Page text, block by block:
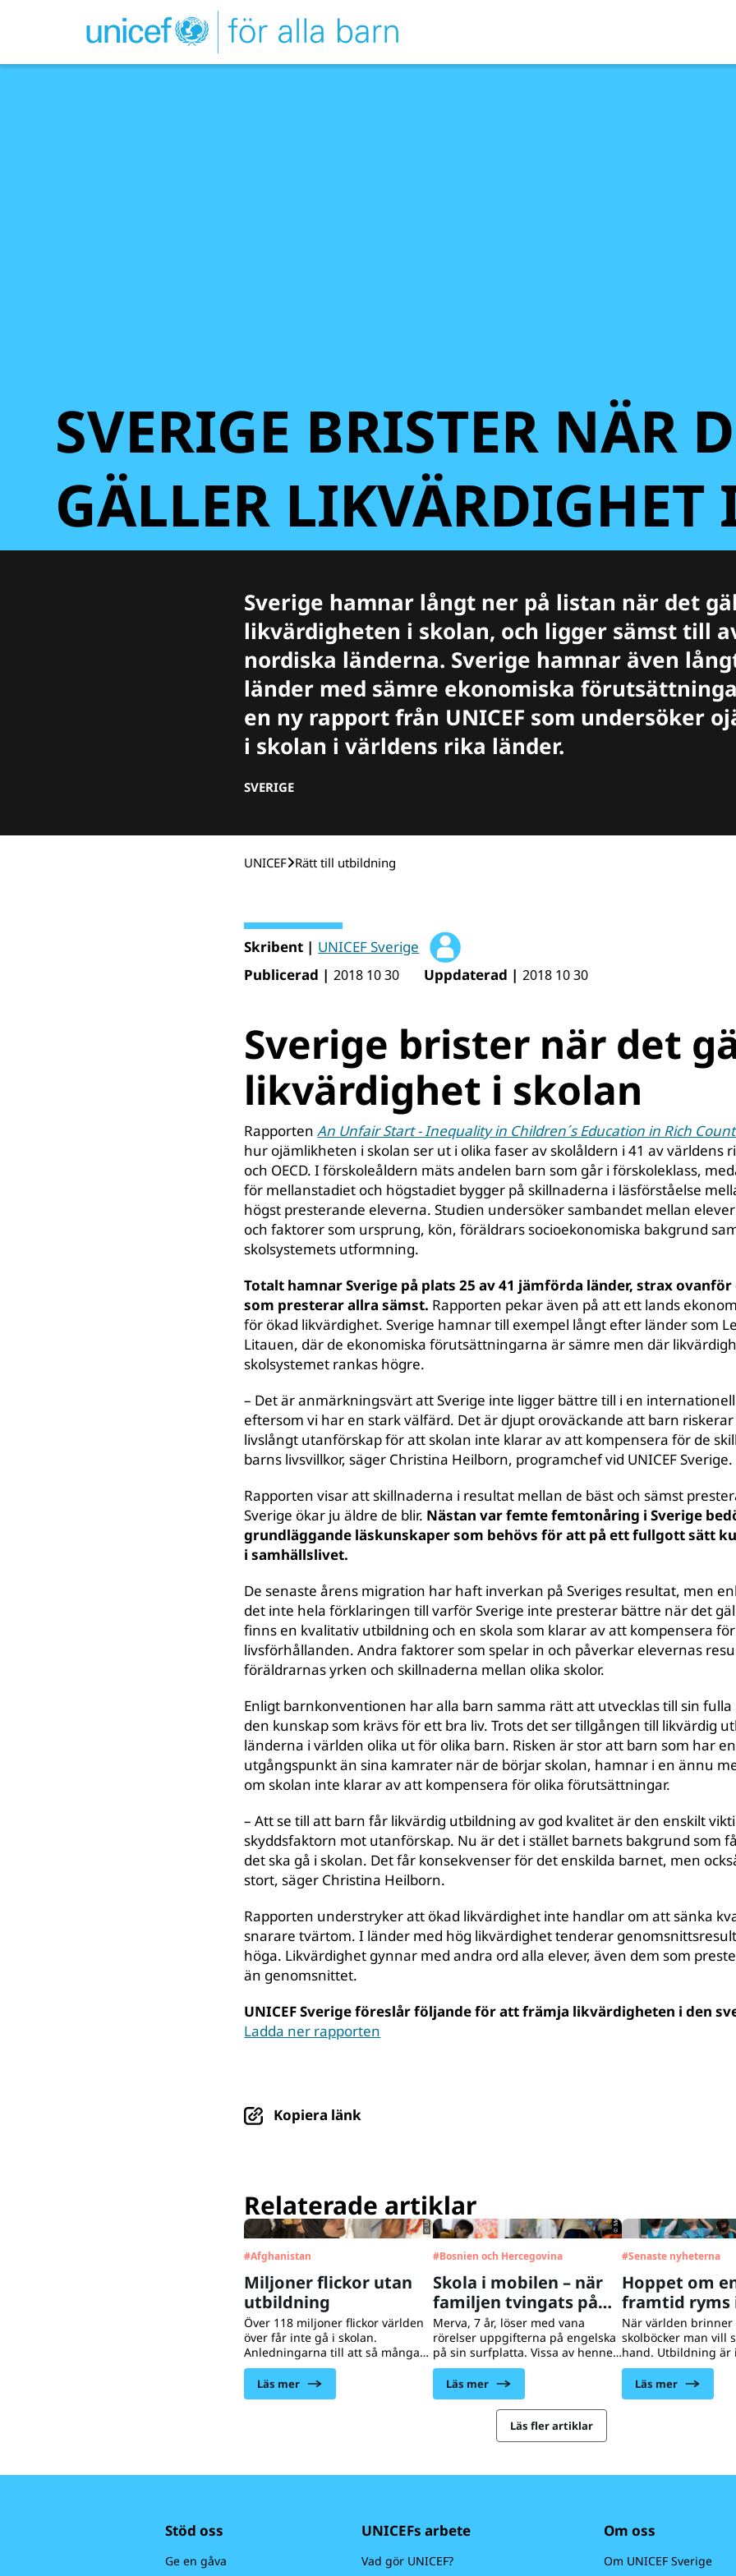
SVERIGE BRISTER NÄR
GÄLLER LIKVÄRDIGHET
Sverige hamnar långt ner på listan när det
likvärdigheten i skolan, och ligger sämst till
nordiska länderna. Sverige hamnar även
länder med sämre ekonomiska
en ny rapport från UNICEF som undersöker
i skolan i världens rika länder.
SVERIGE
UNICEF Rätt till utbildning
Skribent | UNICEF Sverige
Publicerad | 2018 10 30 Uppdaterad | 2018 10 30
Sverige brister när det
likvärdighet i skolan
RapportenAn Unfair Start - Inequality in Children´s Education in Rich
hur ojämlikheten i skolan ser ut i olika faser av skolåldern i 41 av världens
och OECD. I förskoleåldern mäts andelen barn som går i förskoleklass,
för mellanstadiet och högstadiet bygger på skillnaderna i läsförståelse
högst presterande eleverna. Studien undersöker sambandet mellan
och faktorer som ursprung, kön, föräldrars socioekonomiska bakgrund
skolsystemets utformning.
Totalt hamnar Sverige på plats 25 av 41 jämförda länder, strax
som presterar allra sämst. Rapporten pekar även på att ett lands
för ökad likvärdighet. Sverige hamnar till exempel långt efter länder som
Litauen, där de ekonomiska förutsättningarna är sämre men där
skolsystemet rankas högre.
– Det är anmärkningsvärt att Sverige inte ligger bättre till i en
eftersom vi har en stark välfärd. Det är djupt oroväckande att barn
livslångt utanförskap för att skolan inte klarar av att kompensera för de
barns livsvillkor, säger Christina Heilborn, programchef vid UNICEF Sverige.
Rapporten visar att skillnaderna i resultat mellan de bäst och sämst
Sverige ökar ju äldre de blir. Nästan var femte femtonåring i Sverige
grundläggande läskunskaper som behövs för att på ett fullgott sätt
i samhällslivet.
De senaste årens migration har haft inverkan på Sveriges resultat, men
det inte hela förklaringen till varför Sverige inte presterar bättre när det
finns en kvalitativ utbildning och en skola som klarar av att kompensera
livsförhållanden. Andra faktorer som spelar in och påverkar elevernas
föräldrarnas yrken och skillnaderna mellan olika skolor.
Enligt barnkonventionen har alla barn samma rätt att utvecklas till sin
den kunskap som krävs för ett bra liv. Trots det ser tillgången till likvärdig
länderna i världen olika ut för olika barn. Risken är stor att barn som har
utgångspunkt än sina kamrater när de börjar skolan, hamnar i en ännu
om skolan inte klarar av att kompensera för olika förutsättningar.
– Att se till att barn får likvärdig utbildning av god kvalitet är den enskilt
skyddsfaktorn mot utanförskap. Nu är det i stället barnets bakgrund som
det ska gå i skolan. Det får konsekvenser för det enskilda barnet, men
stort, säger Christina Heilborn.
Rapporten understryker att ökad likvärdighet inte handlar om att sänka
snarare tvärtom. I länder med hög likvärdighet tenderar
höga. Likvärdighet gynnar med andra ord alla elever, även dem som
än genomsnittet.
UNICEF Sverige föreslår följande för att främja likvärdigheten i den
Ladda ner rapporten
Kopiera länk
Relaterade artiklar
© UNICEF/UNI399798/Bidel
#Afghanistan
Miljoner flickor utan
utbildning
Över 118 miljoner flickor världen
över får inte gå i skolan.
Anledningarna till att så många
flickor berörs är flera, bland annat
fattigdom, barnäktenskap och
könsrelaterat våld. Fattiga
Läs mer
© Melker Dahlstrand
#Bosnien och Hercegovina
Skola i mobilen – när
familjen tvingats på
flykt
Merva, 7 år, löser med vana
rörelser uppgifterna på engelska
på sin surfplatta. Vissa av hennes
klasskamrater har aldrig gått i
skolan, fastän de är äldre. Men
med hjälp av Akelius digitala
språkskola kan lärarna möta varje
barn där hen befinner sig.
Läs mer
#Senaste nyheterna
Hoppet om
framtid ryms
skolväska
När världen
skolböcker man vill
hand. Utbildning är
hjälpen. Men det är
Hoppet om en
ett bättre liv, ryms i
Läs mer
Läs fler artiklar
Stöd oss
Ge en gåva
UNICEFs arbete
Vad gör UNICEF?
Om oss
Om UNICEF Sverige